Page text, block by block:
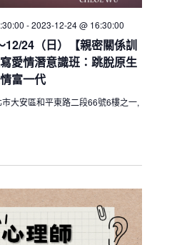
12/24（日）【親密關係訓
愛情潛意識班：跳脫原生
富一代
-2023-12-24 @ 16:30:00
市大安區和平東路二段66號6樓之一,